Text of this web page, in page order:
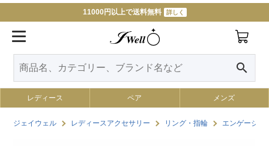
11000円以上で送料無料 詳しく
search
レディース ペア メンズ
ジェイウェル レディースアクセサリー リング・指輪 エンゲージリ